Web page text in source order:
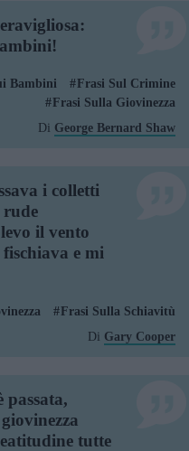
Bambini
Frasi Sul Crimine
Frasi Sulla Giovinezza
Di George Bernard Shaw
i colletti
rude
il vento
e mi
Frasi Sulla Schiavitù
Di Gary Cooper
passata,
tutte